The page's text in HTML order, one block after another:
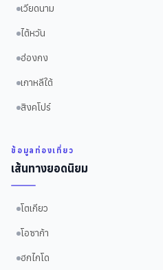
เวียดนาม
ไต้หวัน
ฮ่องกง
เกาหลีใต้
สิงคโปร์
ข้อมูลท่องเที่ยว
เส้นทางยอดนิยม
โตเกียว
โอซาก้า
ฮกไกโด